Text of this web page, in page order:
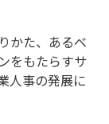
かた、あるべ
をもたらすサ
人事の発展に